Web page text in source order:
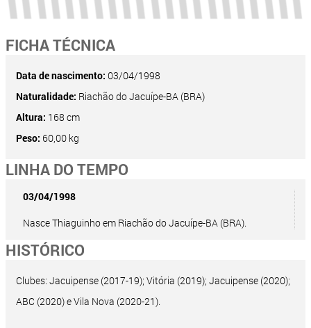
FICHA TÉCNICA
Data de nascimento: 03/04/1998
Naturalidade: Riachão do Jacuípe-BA (BRA)
Altura: 168 cm
Peso: 60,00 kg
LINHA DO TEMPO
03/04/1998
Nasce Thiaguinho em Riachão do Jacuípe-BA (BRA).
HISTÓRICO
Clubes: Jacuipense (2017-19); Vitória (2019); Jacuipense (2020);
ABC (2020) e Vila Nova (2020-21).